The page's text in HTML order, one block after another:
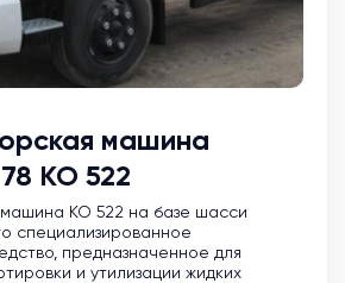
машина
КО 522
KO 522 на базе шасси
специализированное
предназначенное для
и утилизации жидких